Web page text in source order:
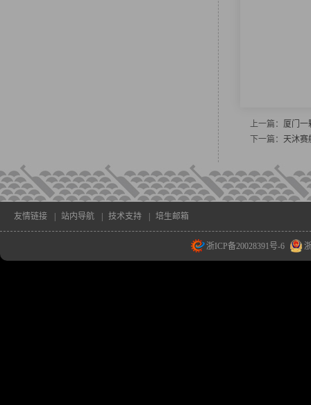
上一篇： 厦门一
下一篇： 天沐赛
友情链接 站内导航 技术支持 培生邮箱
浙ICP备20028391号-6